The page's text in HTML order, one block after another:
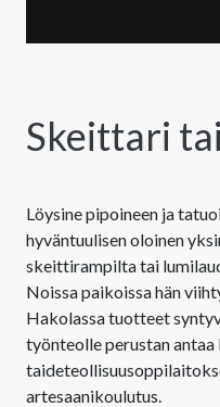
Skeittari
Löysine pipoineen ja
hyväntuulisen oloinen
skeittirampilta tai
Noissa paikoissa hän
Hakolassa tuotteet
työnteolle perustan
artesaanikoulutus.